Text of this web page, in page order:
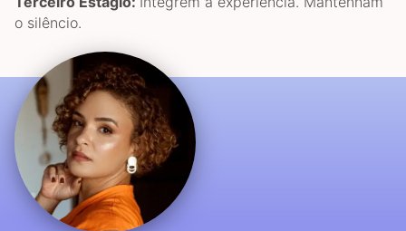
o silêncio.